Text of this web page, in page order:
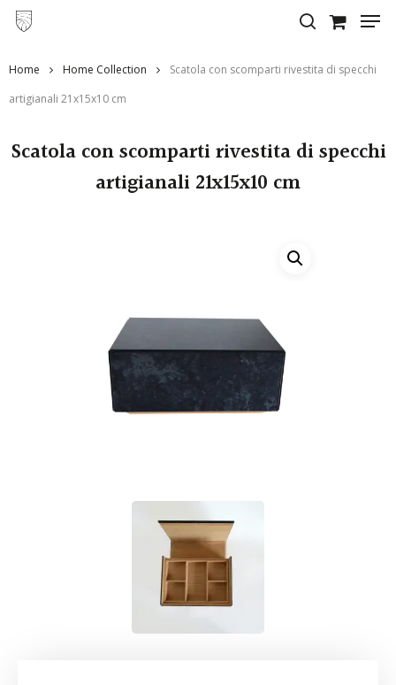
Skip
main
content
Home Home Collection
Scatola con scomparti rivestita di specchi
artigianali 21x15x10 cm
Scatola con scomparti rivestita di specchi
artigianali 21x15x10 cm